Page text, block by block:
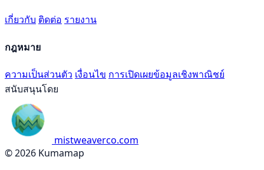
เกี่ยวกับ ติดต่อ รายงาน
กฎหมาย
ความเป็นส่วนตัว เงื่อนไข การเปิดเผยข้อมูลเชิงพาณิชย์
สนับสนุนโดย
mistweaverco.com
© 2026 Kumamap